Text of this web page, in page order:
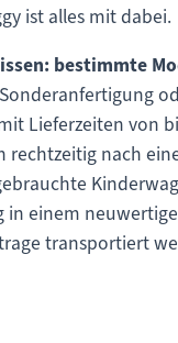
ist alles mit dabei.
bestimmte
Lieferzeiten von
rechtzeitig nach
einem
transportiert